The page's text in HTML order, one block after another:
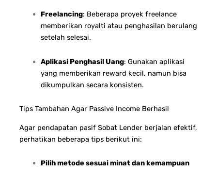
Freelancing: Beberapa proyek freelance
memberikan royalti atau penghasilan berulang
setelah selesai.
Aplikasi Penghasil Uang: Gunakan aplikasi
yang memberikan reward kecil, namun bisa
dikumpulkan secara konsisten.
Tips Tambahan Agar Passive Income Berhasil
Agar pendapatan pasif Sobat Lender berjalan efektif,
perhatikan beberapa tips berikut ini:
Pilih metode sesuai minat dan kemampuan